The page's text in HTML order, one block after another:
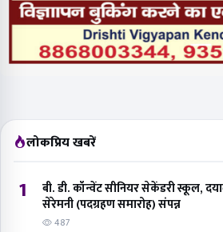
लोकप्रिय खबरें
1
बी. डी. कॉन्वेंट सीनियर सेकेंडरी स्कूल,
सेरेमनी (पदग्रहण समारोह) संपन्न
487